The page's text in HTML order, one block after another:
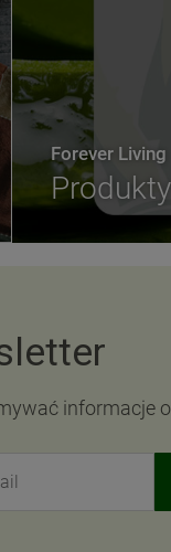
Forever Living
informacje